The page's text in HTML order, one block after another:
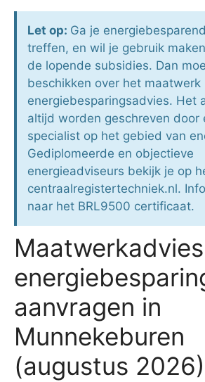
Let op: Ga je
treffen, en wil je gebruik
de lopende subsidies. Dan
beschikken over het maatwerk
energiebesparingsadvies. Het
altijd worden geschreven door
specialist op het gebied van
Gediplomeerde en objectieve
energieadviseurs bekijk je op
centraalregistertechniek.nl.
naar het BRL9500 certificaat.
Maatwerkadvies
aanvragen in
Munnekeburen
(augustus 2026)